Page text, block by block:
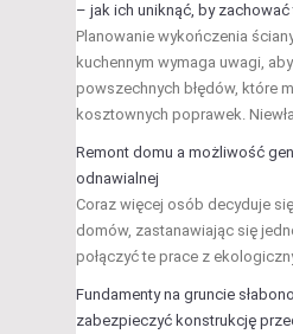
– jak ich uniknąć, by zachować
Planowanie wykończenia
kuchennym wymaga uwagi,
powszechnych błędów, które
kosztownych poprawek.
Remont domu a możliwość
odnawialnej
Coraz więcej osób decyduje
domów, zastanawiając się
połączyć te prace z
Fundamenty na gruncie
zabezpieczyć konstrukcję